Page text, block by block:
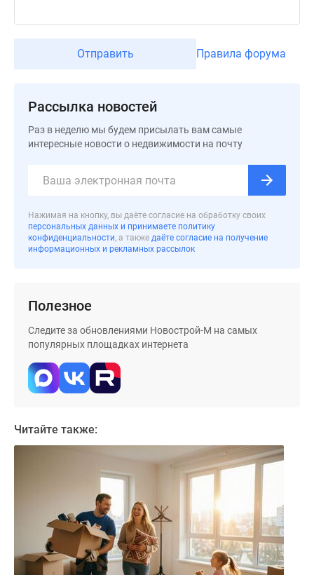
Квартиры
скидками
новостроек
Субсидированная
Поиск
Москве
Программа
реновации
Новостройки
премиум-
Рассрочка
Траншевая
Отправить Правила форума
Рассылка новостей
Раз в неделю мы будем присылать вам самые
интересные новости о недвижимости на почту
Нажимая на кнопку, вы даёте согласие на обработку своих
персональных данных и принимаете политику
конфиденциальности, а также даёте согласие на получение
информационных и рекламных рассылок
Полезное
Следите за обновлениями Новострой-М на самых
популярных площадках интернета
Читайте также: